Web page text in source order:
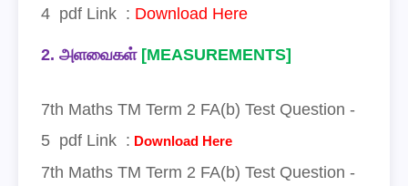
4 pdf Link : Download Here
2. அளவைகள் [MEASUREMENTS]
7th Maths TM Term 2 FA(b) Test Question -
5 pdf Link : Download Here
7th Maths TM Term 2 FA(b) Test Question -